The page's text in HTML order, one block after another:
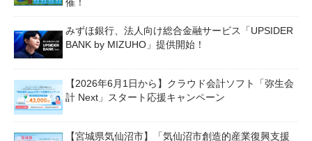
みずほ銀行、法人向け総合金融サービス「UPSIDER
BANK by MIZUHO」提供開始！
【2026年6月1日から】クラウド会計ソフト「弥生会
計 Next」スタート応援キャンペーン
【宮城県気仙沼市】「気仙沼市創造的産業復興支援